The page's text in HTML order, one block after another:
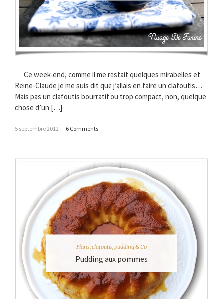
Ce week-end, comme il me restait quelques mirabelles et
Reine-Claude je me suis dit que j’allais en faire un clafoutis…
Mais pas un clafoutis bourratif ou trop compact, non, quelque
chose d’un […]
5 septembre 2012 – 6 Comments
Flans, clafoutis, pudding & Co
Pudding aux pommes